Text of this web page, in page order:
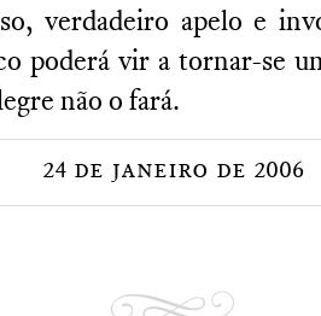
verdadeiro apelo e
poderá vir a tornar-se
não o fará.
24 de janeiro de 2006